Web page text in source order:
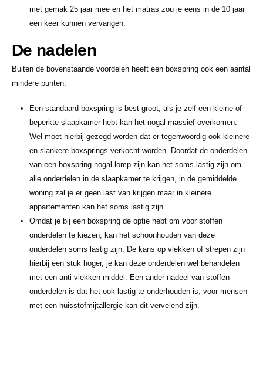
met gemak 25 jaar mee en het matras zou je eens in de 10 jaar
een keer kunnen vervangen.
De nadelen
Buiten de bovenstaande voordelen heeft een boxspring ook een aantal
mindere punten.
Een standaard boxspring is best groot, als je zelf een kleine of
beperkte slaapkamer hebt kan het nogal massief overkomen.
Wel moet hierbij gezegd worden dat er tegenwoordig ook kleinere
en slankere boxsprings verkocht worden. Doordat de onderdelen
van een boxspring nogal lomp zijn kan het soms lastig zijn om
alle onderdelen in de slaapkamer te krijgen, in de gemiddelde
woning zal je er geen last van krijgen maar in kleinere
appartementen kan het soms lastig zijn.
Omdat je bij een boxspring de optie hebt om voor stoffen
onderdelen te kiezen, kan het schoonhouden van deze
onderdelen soms lastig zijn. De kans op vlekken of strepen zijn
hierbij een stuk hoger, je kan deze onderdelen wel behandelen
met een anti vlekken middel. Een ander nadeel van stoffen
onderdelen is dat het ook lastig te onderhouden is, voor mensen
met een huisstofmijtallergie kan dit vervelend zijn.